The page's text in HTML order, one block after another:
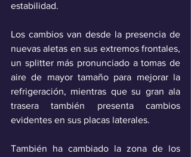
estabilidad.
Los cambios van desde la presencia de
nuevas aletas en sus extremos frontales,
un splitter más pronunciado a tomas de
aire de mayor tamaño para mejorar la
refrigeración, mientras que su gran ala
trasera también presenta cambios
evidentes en sus placas laterales.
También ha cambiado la zona de los